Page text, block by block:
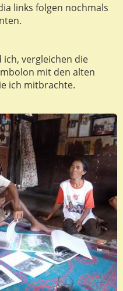
links folgen nochmals
vergleichen die
mit den alten
ich mitbrachte.